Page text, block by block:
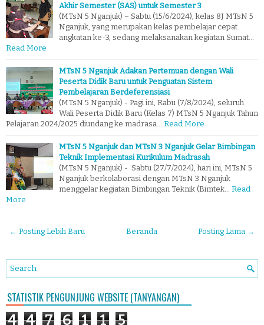
Akhir Semester (SAS) untuk Semester 3
(MTsN 5 Nganjuk) – Sabtu (15/6/2024), kelas 8J MTsN 5
Nganjuk, yang merupakan kelas pembelajar cepat
angkatan ke-3, sedang melaksanakan kegiatan Sumat…
Read More
MTsN 5 Nganjuk Adakan Pertemuan dengan Wali
Peserta Didik Baru untuk Penguatan Sistem
Pembelajaran Berdeferensiasi
(MTsN 5 Nganjuk) - Pagi ini, Rabu (7/8/2024), seluruh
Wali Peserta Didik Baru (Kelas 7) MTsN 5 Nganjuk Tahun
Pelajaran 2024/2025 diundang ke madrasa…
Read More
MTsN 5 Nganjuk dan MTsN 3 Nganjuk Gelar Bimbingan
Teknik Implementasi Kurikulum Madrasah
(MTsN 5 Nganjuk) - Sabtu (27/7/2024), hari ini, MTsN 5
Nganjuk berkolaborasi dengan MTsN 3 Nganjuk
menggelar kegiatan Bimbingan Teknik (Bimtek…
Read
More
← Posting Lebih Baru Posting Lama →
Beranda
STATISTIK PENGUNJUNG WEBSITE (TANYANGAN)
4 4 7 6 1 1 5